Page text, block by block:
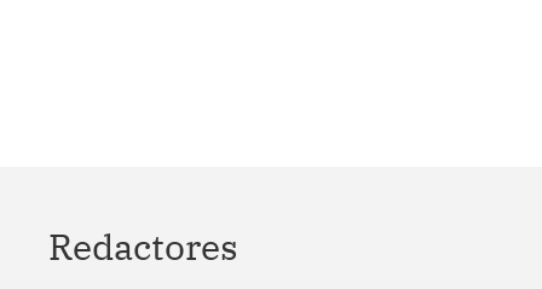
Redactores